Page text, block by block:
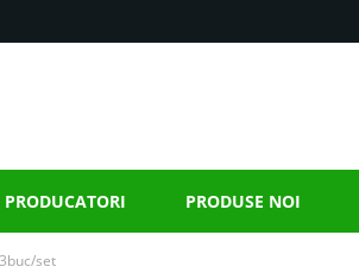
PRODUCATORI PRODUSE NOI
set